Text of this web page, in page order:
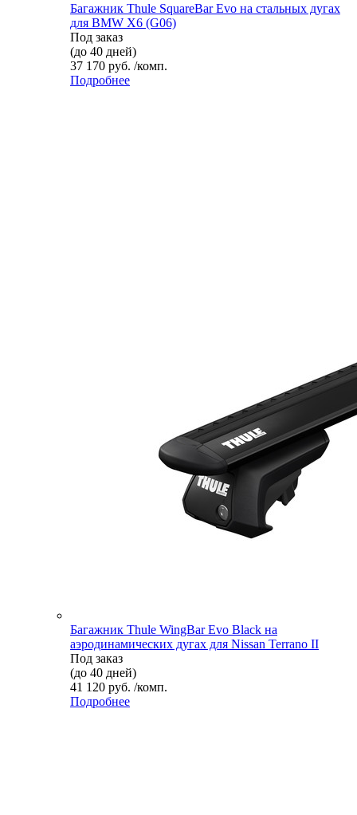
Багажник Thule SquareBar Evo на стальных дугах
для BMW X6 (G06)
Под заказ
(до 40 дней)
37 170 руб. /комп.
Подробнее
Багажник Thule WingBar Evo Black на
аэродинамических дугах для Nissan Terrano II
Под заказ
(до 40 дней)
41 120 руб. /комп.
Подробнее